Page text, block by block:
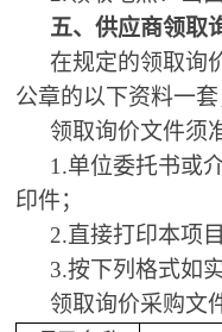
五、供应商领取
在规定的领取询
公章的以下资料一套
领取询价文件须
1.单位委托书或
印件；
2.直接打印本项
3.按下列格式如
领取询价采购文